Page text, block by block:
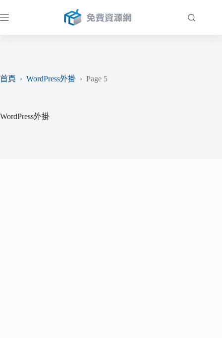
至
首頁
› WordPress外掛 › Page 5
WordPress外掛